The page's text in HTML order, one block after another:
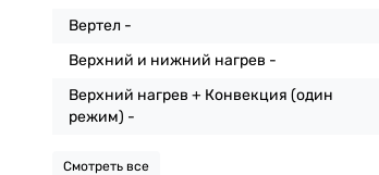
Вертел -
Верхний и нижний нагрев -
Верхний нагрев + Конвекция (один
режим) -
Смотреть все